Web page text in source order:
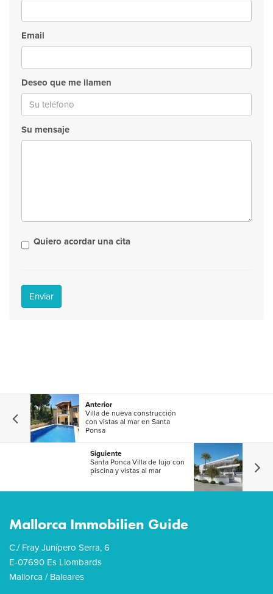
Email
Deseo que me llamen
Su mensaje
Quiero acordar una cita
Enviar
Anterior
Villa de nueva construcción
con vistas al mar en Santa
Ponsa
Siguiente
Santa Ponca Villa de lujo con
piscina y vistas al mar
Mallorca Immobilien Guide
C./ Fray Junípero Serra, 6
E-07690 Es Llombards
Mallorca / Baleares